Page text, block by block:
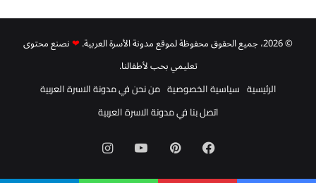
© 2026، جميع الحقوق محفوظة لموقع مدونة الأسرة العربية. ❤نصنع محتوى
تعليمي بحب لأطفالنا.
الرئيسية سياسية الخصوصية من نحن في مدونة الاسرة العربية
اتصل بنا في مدونة الاسرة العربية
فيسبوك بينتيريست ‫YouTube